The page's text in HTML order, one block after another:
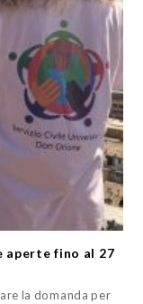
aperte fino al 27
la domanda per